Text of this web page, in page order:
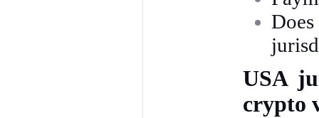
USA
crypto